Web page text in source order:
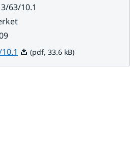
63/10.1
Pdf, 33.6 kB.
(pdf, 33.6 kB)